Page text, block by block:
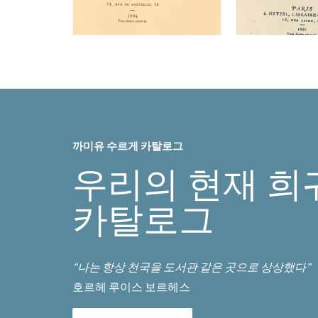
까미유 수르게 카탈로그
우리의 현재 희
카탈로그
“나는 항상 천국을 도서관 같은 곳으로 상상했다”
호르헤 루이스 보르헤스